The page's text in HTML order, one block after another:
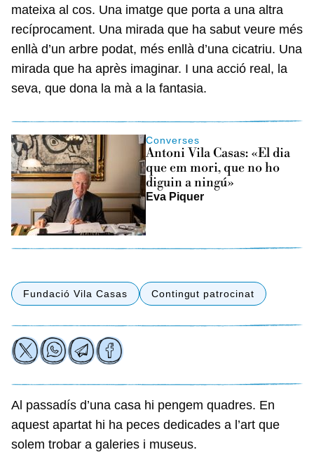
mateixa al cos. Una imatge que porta a una altra
recíprocament. Una mirada que ha sabut veure més
enllà d’un arbre podat, més enllà d’una cicatriu. Una
mirada que ha après imaginar. I una acció real, la
seva, que dona la mà a la fantasia.
Converses
Antoni Vila Casas: «El dia
que em mori, que no ho
diguin a ningú»
Eva Piquer
Fundació Vila Casas Contingut patrocinat
Al passadís d’una casa hi pengem quadres. En
aquest apartat hi ha peces dedicades a l’art que
solem trobar a galeries i museus.